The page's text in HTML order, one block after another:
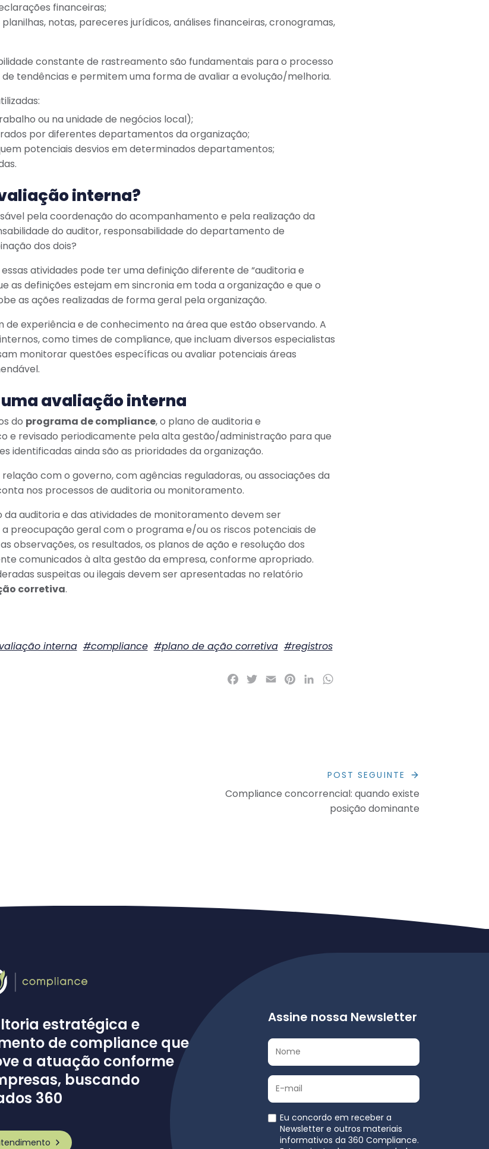
financeiras;
notas, pareceres jurídicos, análises financeiras, cronogramas,
constante de rastreamento são fundamentais para o processo
de tendências e permitem uma forma de avaliar a evolução/melhoria.
ou na unidade de negócios local);
por diferentes departamentos da organização;
potenciais desvios em determinados departamentos;
interna?
pela coordenação do acompanhamento e pela realização da
do auditor, responsabilidade do departamento de
dos dois?
atividades pode ter uma definição diferente de “auditoria e
as definições estejam em sincronia em toda a organização e que o
as ações realizadas de forma geral pela organização.
experiência e de conhecimento na área que estão observando. A
como times de compliance, que incluam diversos especialistas
monitorar questões específicas ou avaliar potenciais áreas
avaliação interna
do programa de compliance, o plano de auditoria e
e revisado periodicamente pela alta gestão/administração para que
identificadas ainda são as prioridades da organização.
com o governo, com agências reguladoras, ou associações da
nos processos de auditoria ou monitoramento.
da auditoria e das atividades de monitoramento devem ser
preocupação geral com o programa e/ou os riscos potenciais de
observações, os resultados, os planos de ação e resolução dos
comunicados à alta gestão da empresa, conforme apropriado.
suspeitas ou ilegais devem ser apresentadas no relatório
corretiva.
interna #compliance #plano de ação corretiva #registros
Facebook
Twitter
EmailPinterest
LinkedInWhatsApp
POST SEGUINTE
Compliance concorrencial: quando existe
posição dominante
estratégica e
de compliance que
a atuação conforme
buscando
360
Assine nossa Newsletter
Eu concordo em receber a
Newsletter e outros materiais
informativos da 360 Compliance.